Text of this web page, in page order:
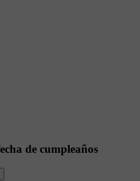
de cumpleaños